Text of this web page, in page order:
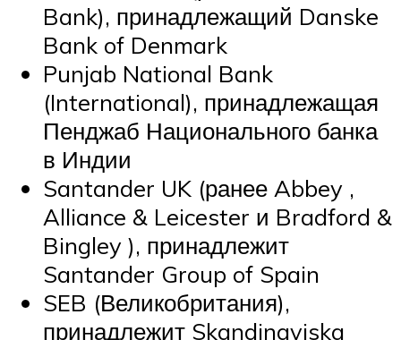
Bank), принадлежащий Danske
Bank of Denmark
Punjab National Bank
(International), принадлежащая
Пенджаб Национального банка
в Индии
Santander UK (ранее Abbey ,
Alliance & Leicester и Bradford &
Bingley ), принадлежит
Santander Group of Spain
SEB (Великобритания),
принадлежит Skandinaviska